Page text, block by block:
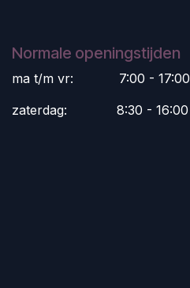
Normale openingstijden
ma t/m vr:
​7:00 - 17:00
zaterdag:
​8:30 - 16:00